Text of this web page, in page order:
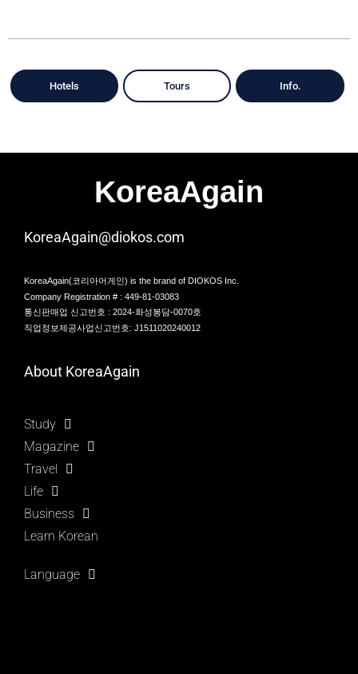
Hotels Tours Info.
KoreaAgain
KoreaAgain@diokos.com
KoreaAgain(코리아어게인) is the brand of DIOKOS Inc.
Company Registration # : 449-81-03083
통신판매업 신고번호 : 2024-화성봉담-0070호
직업정보제공사업신고번호: J1511020240012
About KoreaAgain
Study
Magazine
Travel
Life
Business
Learn Korean
Language